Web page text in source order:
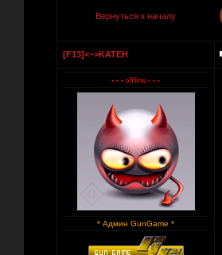
Вернуться к началу
[F13]<~>KATEH
* Админ GunGame *